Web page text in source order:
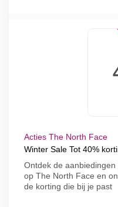
Acties The North Face
Winter Sale Tot 40%
Ontdek de
op The North Face en
de korting die bij je past